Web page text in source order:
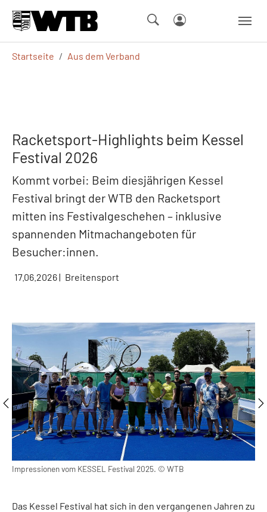
Startseite Aus dem Verband
Racketsport-Highlights beim Kessel
Festival 2026
Kommt vorbei: Beim diesjährigen Kessel
Festival bringt der WTB den Racketsport
mitten ins Festivalgeschehen – inklusive
spannenden Mitmachangeboten für
Besucher:innen.
17.06.2026| Breitensport
Impressionen vom KESSEL Festival 2025. © WTB
Das Kessel Festival hat sich in den vergangenen Jahren zu